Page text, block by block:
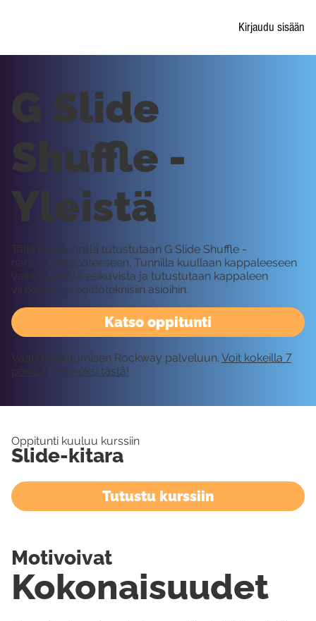
Kirjaudu sisään
Katso oppitunti
G Slide
Shuffle -
Yleistä
Tällä oppitunnilla tutustutaan G Slide Shuffle -
harjoituskappaleeseen. Tunnilla kuullaan kappaleeseen
vaikuttaneista esikuvista ja tutustutaan kappaleen
vireeseen ja soittoteknisiin asioihin.
Vaatii kirjautumisen Rockway palveluun. Voit kokeilla 7
päivää ilmaiseksi tästä!
Oppitunti kuuluu kurssiin
Slide-kitara
Tutustu kurssiin
Kokonaisuudet
Motivoivat